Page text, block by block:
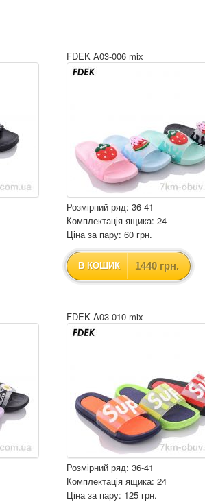
FDEK A03-006 mix
Розмірний ряд: 36-41
Комплектація ящика: 24
Ціна за пару: 60 грн.
В КОШИК 1440 грн.
FDEK A03-010 mix
Розмірний ряд: 36-41
Комплектація ящика: 24
Ціна за пару: 125 грн.